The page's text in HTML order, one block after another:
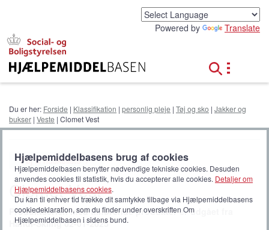
i
Powered by Translate
Du er her: Forside | Klassifikation | personlig pleje | Tøj og sko | Jakker og
bukser | Veste | Clomet Vest
Føj til huskeliste
Clomet Vest
Produktserien med tilhørende produkter er udgået fra
Handi-Skiing 02-01-2025
Hjælpemiddelbasens brug af cookies
Hjælpemiddelbasen benytter nødvendige tekniske cookies. Desuden
anvendes cookies til statistik, hvis du accepterer alle cookies. Detaljer om
Hjælpemiddelbasens cookies.
Du kan til enhver tid trække dit samtykke tilbage via Hjælpemiddelbasens
cookiedeklaration, som du finder under overskriften Om
Hjælpemiddelbasen i sidens bund.